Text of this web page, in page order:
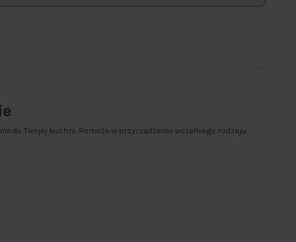
do Twojej kuchni. Pomoże w przyrzadzeniu wszelkiego rodzaju